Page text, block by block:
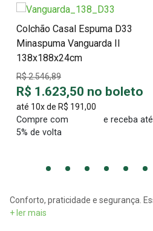
Colchão Casal Espuma D33
Minaspuma Vanguarda II
138x188x24cm
R$ 2.546,89
R$ 1.623,50 no boleto
até 10x de R$ 191,00
Compre com
e receba até
5% de volta
+ ler mais